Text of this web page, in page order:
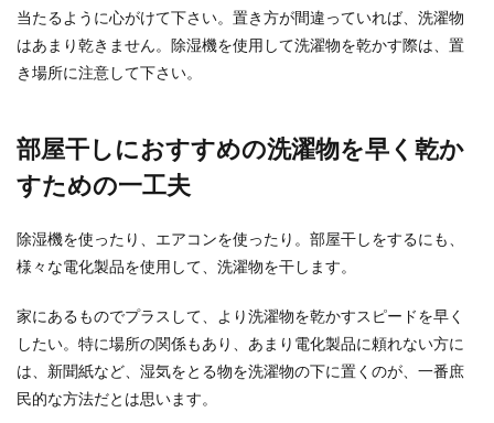
当たるように心がけて下さい。置き方が間違っていれば、洗濯物
はあまり乾きません。除湿機を使用して洗濯物を乾かす際は、置
き場所に注意して下さい。
部屋干しにおすすめの洗濯物を早く乾か
すための一工夫
除湿機を使ったり、エアコンを使ったり。部屋干しをするにも、
様々な電化製品を使用して、洗濯物を干します。
家にあるものでプラスして、より洗濯物を乾かすスピードを早く
したい。特に場所の関係もあり、あまり電化製品に頼れない方に
は、新聞紙など、湿気をとる物を洗濯物の下に置くのが、一番庶
民的な方法だとは思います。